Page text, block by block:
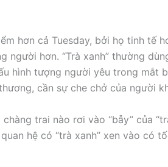
hơn cả Tuesday, bởi họ tinh tế
người hơn. “Trà xanh” thường
hình tượng người yêu trong mắt
cần sự che chở của người
trai nào rơi vào “bẫy” của
hệ có “trà xanh” xen vào có